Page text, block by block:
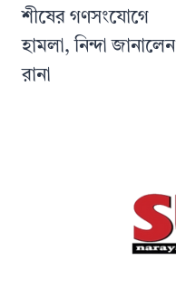
শীষের গণসংযোগে
হামলা, নিন্দা জানালেন
রানা